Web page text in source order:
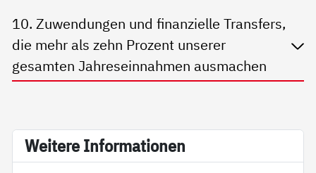
10. Zuwendungen und finanzielle Transfers,
die mehr als zehn Prozent unserer
gesamten Jahreseinnahmen ausmachen
Wei­te­re In­for­ma­tio­nen